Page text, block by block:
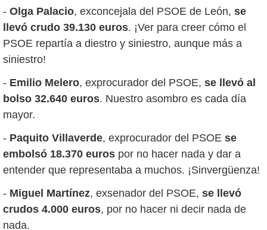
- Olga Palacio, exconcejala del PSOE de León, se
llevó crudo 39.130 euros. ¡Ver para creer cómo el
PSOE repartía a diestro y siniestro, aunque más a
siniestro!
- Emilio Melero, exprocurador del PSOE, se llevó al
bolso 32.640 euros. Nuestro asombro es cada día
mayor.
- Paquito Villaverde, exprocurador del PSOE se
embolsó 18.370 euros por no hacer nada y dar a
entender que representaba a muchos. ¡Sinvergüenza!
- Miguel Martínez, exsenador del PSOE, se llevó
crudos 4.000 euros, por no hacer ni decir nada de
nada.